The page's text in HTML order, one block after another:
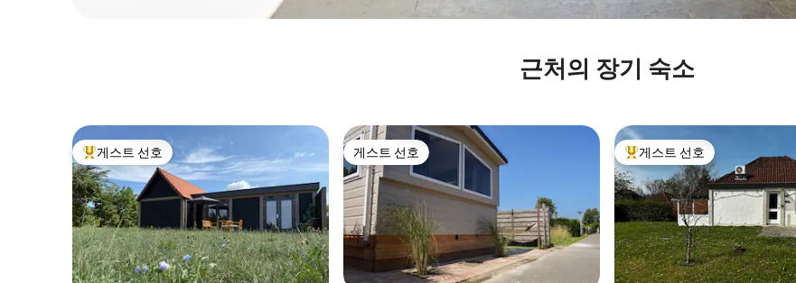
근처의 장기 숙소
상위 게스트 선호
게스트 선호 게스트 선호
게스트 선호 상위 게스트 선호
게스트 선호